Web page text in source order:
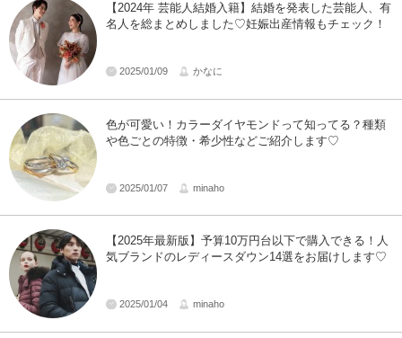
【2024年 芸能人結婚入籍】結婚を発表した芸能人、有
名人を総まとめしました♡妊娠出産情報もチェック！
2025/01/09 かなに
色が可愛い！カラーダイヤモンドって知ってる？種類
や色ごとの特徴・希少性などご紹介します♡
2025/01/07 minaho
【2025年最新版】予算10万円台以下で購入できる！人
気ブランドのレディースダウン14選をお届けします♡
2025/01/04 minaho